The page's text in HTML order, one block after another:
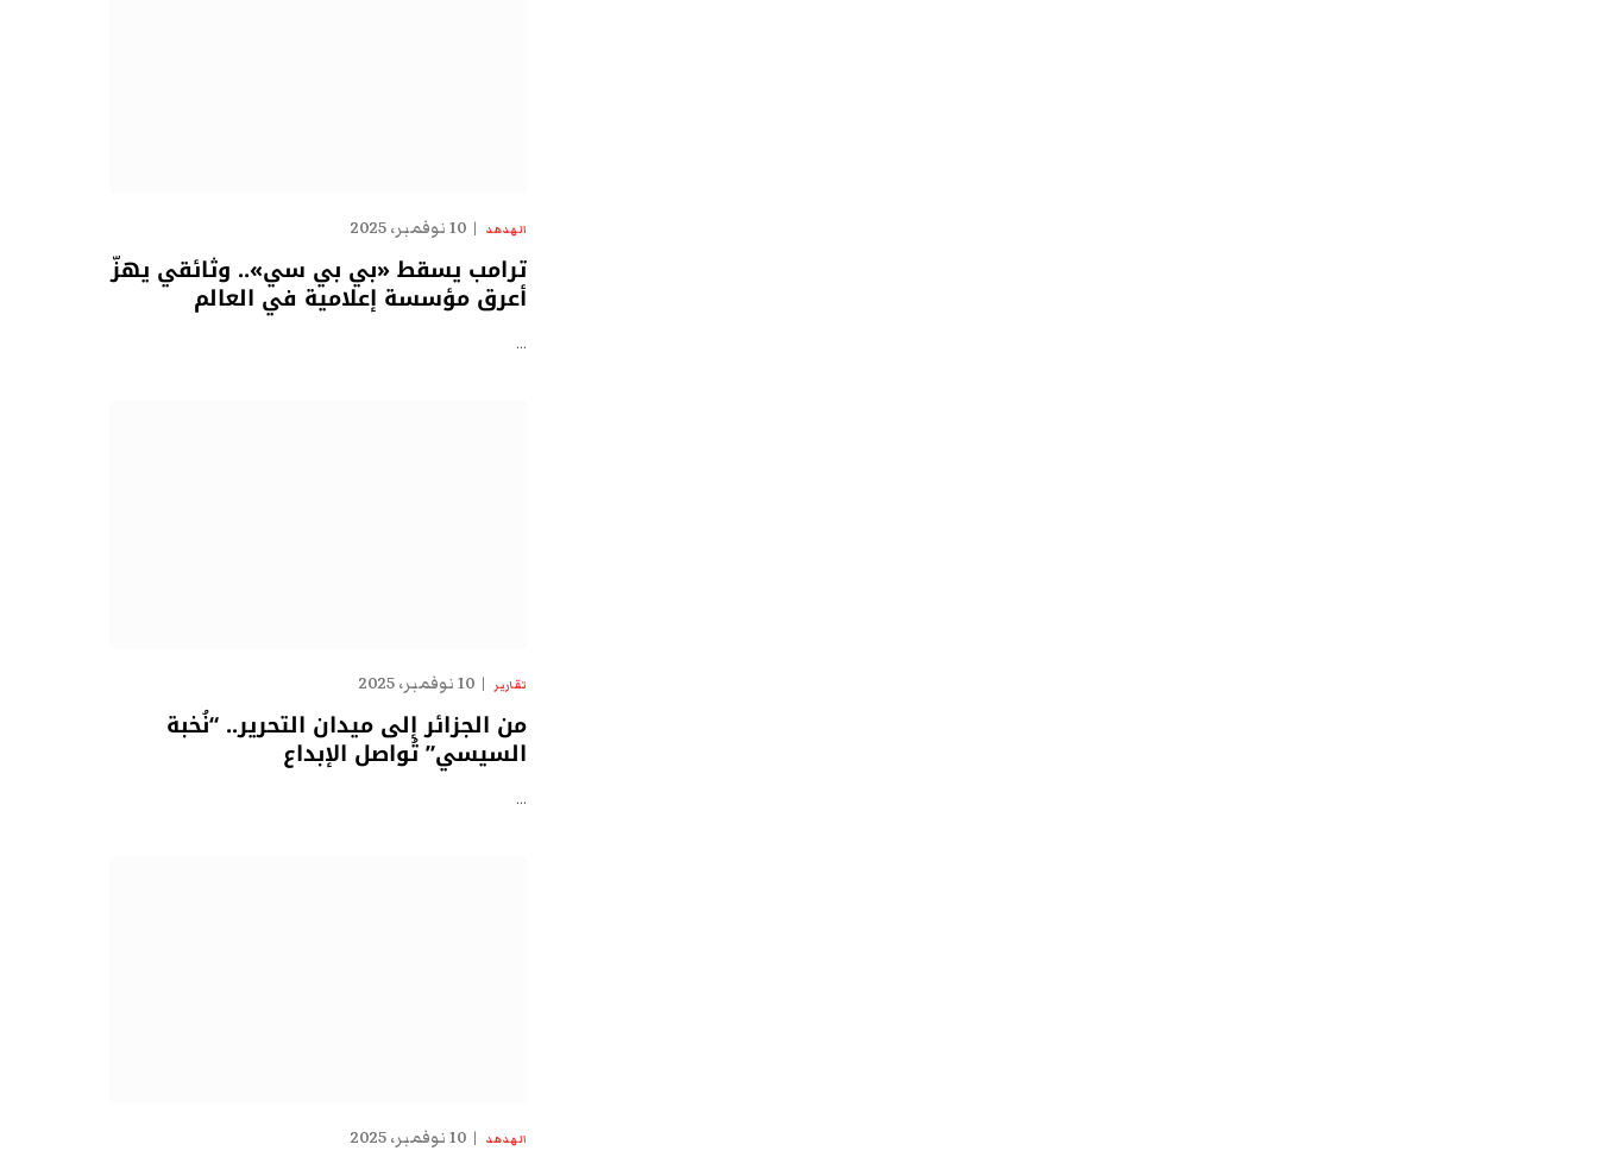
الهدهد 10 نوفمبر، 2025
ترامب يسقط «بي بي سي».. وثائقي يهزّ
أعرق مؤسسة إعلامية في العالم
…
تقارير 10 نوفمبر، 2025
من الجزائر إلى ميدان التحرير.. “نُخبة
السيسي” تُواصل الإبداع
…
الهدهد 10 نوفمبر، 2025